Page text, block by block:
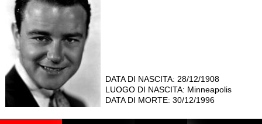
DATA DI NASCITA: 28/12/1908
LUOGO DI NASCITA: Minneapolis
DATA DI MORTE: 30/12/1996